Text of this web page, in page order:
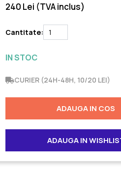
240 Lei (TVA inclus)
Cantitate:
IN STOC
CURIER (24H-48H, 10/20 LEI)
ADAUGA IN COS
ADAUGA IN